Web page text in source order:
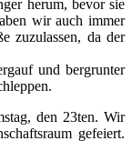
herum, bevor sie
wir auch immer
zuzulassen, da der
und bergrunter
den 23ten. Wir
gefeiert.